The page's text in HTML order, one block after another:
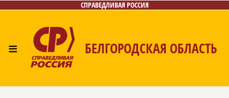
СПРАВЕДЛИВАЯ РОССИЯ
≡ БЕЛГОРОДСКАЯ ОБЛАСТЬ